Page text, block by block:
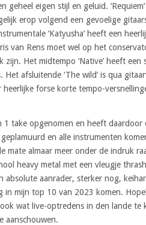
eigen stijl en geluid.
erop volgend een gevoelige
‘Katyusha’ heeft een
van Rens moet wel op het
Het midtempo ‘Native’ heeft een
afsluitende ‘The wild’ is qua
forse korte tempo-
take opgenomen en heeft daardoor
en alle instrumenten
mate almaar meer onder de indruk
heavy metal met een vleugje
absolute aanrader, sterker nog,
in mijn top 10 van 2023 komen.
wat live-optredens in den lande te
aanschouwen.